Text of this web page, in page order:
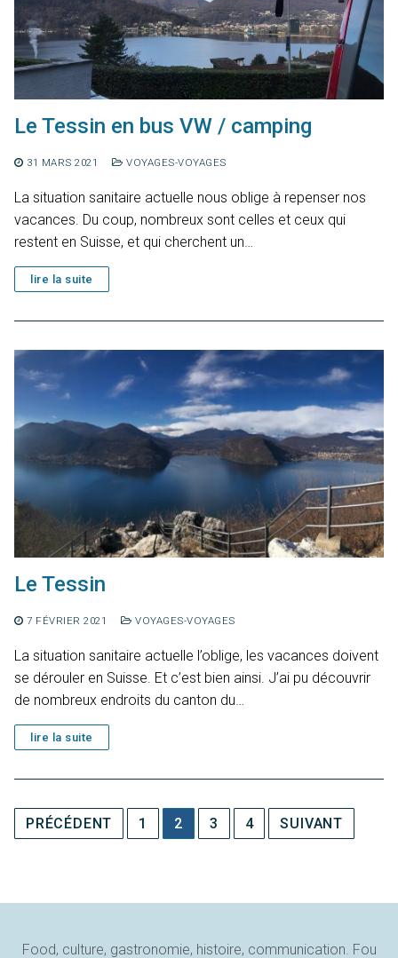
Le Tessin en bus VW / camping
31 MARS 2021 VOYAGES-VOYAGES
La situation sanitaire actuelle nous oblige à repenser nos
vacances. Du coup, nombreux sont celles et ceux qui
restent en Suisse, et qui cherchent un…
lire la suite
Le Tessin
7 FÉVRIER 2021 VOYAGES-VOYAGES
La situation sanitaire actuelle l’oblige, les vacances doivent
se dérouler en Suisse. Et c’est bien ainsi. J’ai pu découvrir
de nombreux endroits du canton du…
lire la suite
Pagination
PRÉCÉDENT 1 2 3 4 SUIVANT
Food, culture, gastronomie, histoire, communication. Fou